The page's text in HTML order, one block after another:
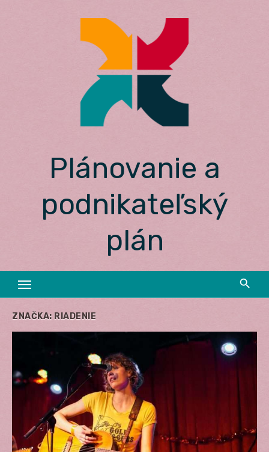
Plánovanie a
podnikateľský
plán
ZNAČKA: RIADENIE